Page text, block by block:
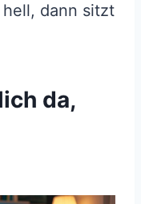
dann sitzt
da,